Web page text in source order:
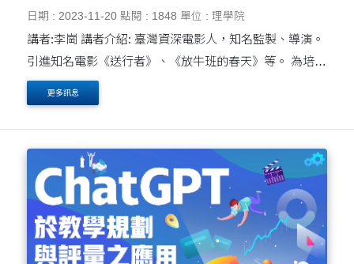
日期 : 2023-11-20 點閱 : 1848 單位 : 理學院
講者:李崗 講者介紹: 臺灣資深電影人，知名監製、導演。
引進知名電影《送行者》、《放牛班的春天》等。 為培育
電影創作人才「推⼿計畫」；製作《星光傳奇》、《陽
陽》（柏林影展入選、台北電影節開幕....
更多訊息